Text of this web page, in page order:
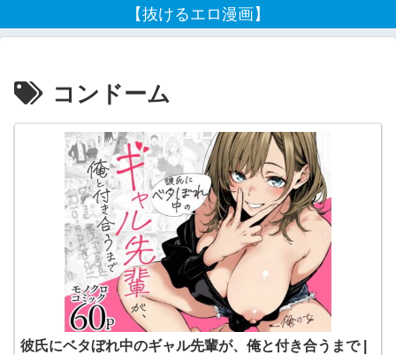
【抜けるエロ漫画】
コンドーム
彼氏にベタぼれ中のギャル先輩が、俺と付き合うまで |